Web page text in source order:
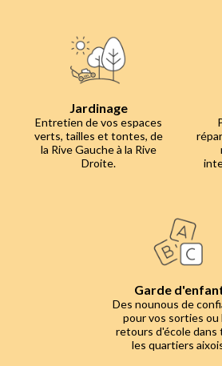
Jardinage
Entretien de vos espaces
verts, tailles et tontes, de
la Rive Gauche à la Rive
Droite.
Garde
Des nounous de
pour vos sorties ou
retours d'école dans
les quartiers